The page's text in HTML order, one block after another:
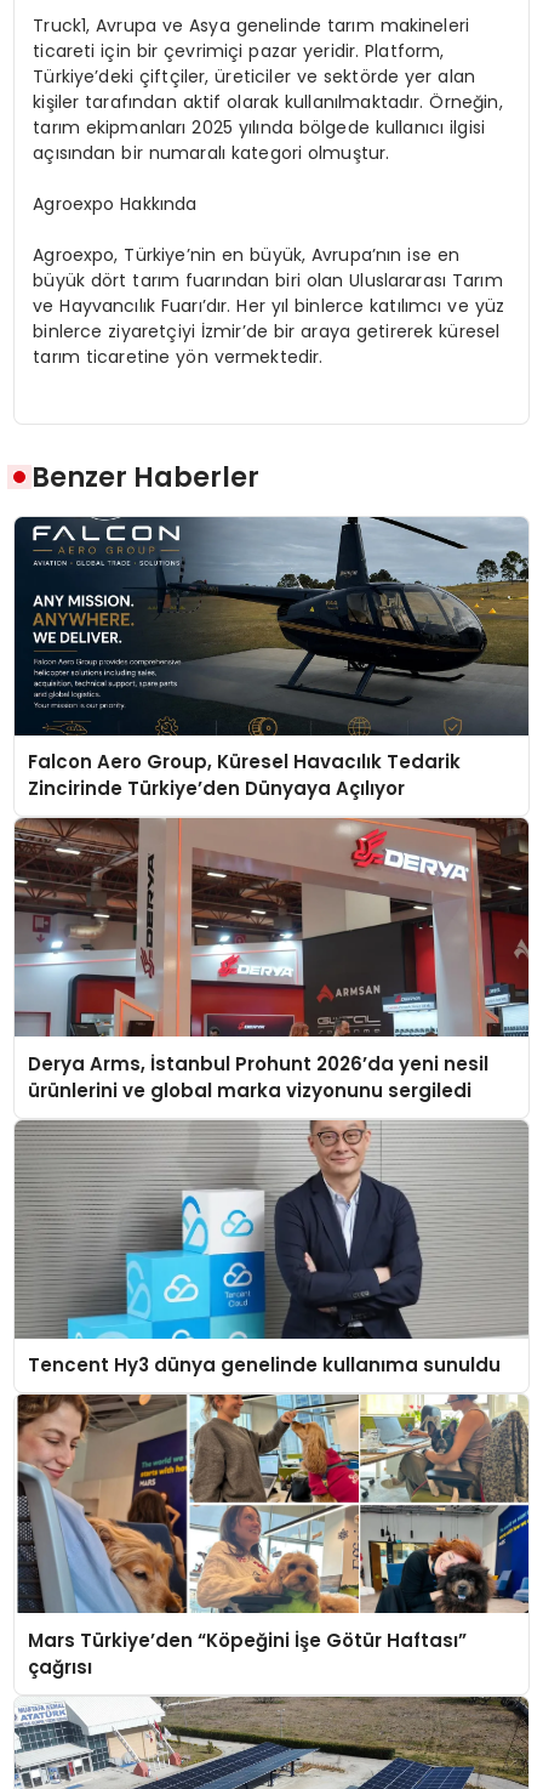
Truck1, Avrupa ve Asya genelinde tarım makineleri
ticareti için bir çevrimiçi pazar yeridir. Platform,
Türkiye’deki çiftçiler, üreticiler ve sektörde yer alan
kişiler tarafından aktif olarak kullanılmaktadır. Örneğin,
tarım ekipmanları 2025 yılında bölgede kullanıcı ilgisi
açısından bir numaralı kategori olmuştur.
Agroexpo Hakkında
Agroexpo, Türkiye’nin en büyük, Avrupa’nın ise en
büyük dört tarım fuarından biri olan Uluslararası Tarım
ve Hayvancılık Fuarı’dır. Her yıl binlerce katılımcı ve yüz
binlerce ziyaretçiyi İzmir’de bir araya getirerek küresel
tarım ticaretine yön vermektedir.
Benzer Haberler
Falcon Aero Group, Küresel Havacılık Tedarik
Zincirinde Türkiye’den Dünyaya Açılıyor
Derya Arms, İstanbul Prohunt 2026’da yeni nesil
ürünlerini ve global marka vizyonunu sergiledi
Tencent Hy3 dünya genelinde kullanıma sunuldu
Mars Türkiye’den “Köpeğini İşe Götür Haftası”
çağrısı